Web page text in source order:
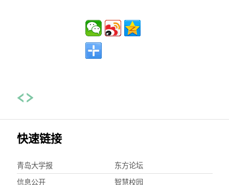
快速链接
青岛大学报 东方论坛
信息公开 智慧校园